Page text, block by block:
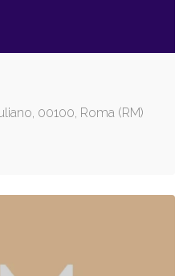
00100, Roma (RM)